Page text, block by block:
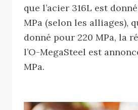
que l’acier 316L est
MPa (selon les alliages),
donné pour 220 MPa, la
l’O-MegaSteel est
MPa.